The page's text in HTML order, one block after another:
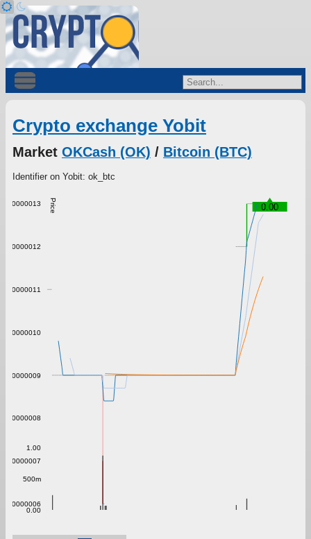
Crypto exchange Yobit
Market OKCash (OK) / Bitcoin (BTC)
Identifier on Yobit: ok_btc
Price
0.00000006
0.00000007
0.00000008
0.00000009
0.00000010
0.00000011
0.00000012
0.00000013 0.00
0.00
500m
1.00